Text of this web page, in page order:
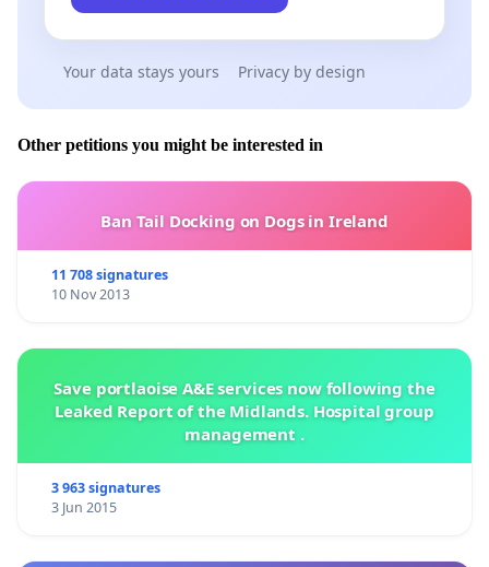
Your data stays yours Privacy by design
Other petitions you might be interested in
Ban Tail Docking on Dogs in Ireland
11 708 signatures
10 Nov 2013
Save portlaoise A&E services now following the
Leaked Report of the Midlands. Hospital group
management .
3 963 signatures
3 Jun 2015